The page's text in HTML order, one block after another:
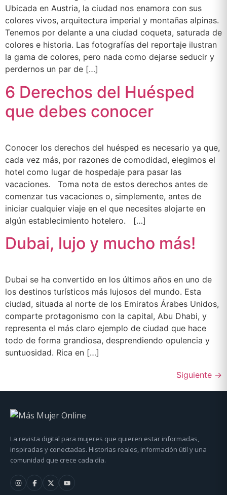
Ubicada en Austria, la ciudad nos enamora con sus
colores vivos, arquitectura imperial y montañas alpinas.
Tenemos por delante a una ciudad coqueta, saturada de
colores e historia. Las fotografías del reportaje ilustran
la gama de colores, pero nada como dejarse seducir y
perdernos un par de […]
6 Derechos del Huésped
que debes conocer
Conocer los derechos del huésped es necesario ya que,
cada vez más, por razones de comodidad, elegimos el
hotel como lugar de hospedaje para pasar las
vacaciones. Toma nota de estos derechos antes de
comenzar tus vacaciones o, simplemente, antes de
iniciar cualquier viaje en el que necesites alojarte en
algún establecimiento hotelero. […]
Dubai, lujo y mucho más!
Dubai se ha convertido en los últimos años en uno de
los destinos turísticos más lujosos del mundo. Esta
ciudad, situada al norte de los Emiratos Árabes Unidos,
comparte protagonismo con la capital, Abu Dhabi, y
representa el más claro ejemplo de ciudad que hace
todo de forma grandiosa, desprendiendo opulencia y
suntuosidad. Rica en […]
Siguiente →
La revista digital para mujeres que quieren estar informadas,
inspiradas y conectadas. Historias reales, información útil y una
comunidad que crece cada día.